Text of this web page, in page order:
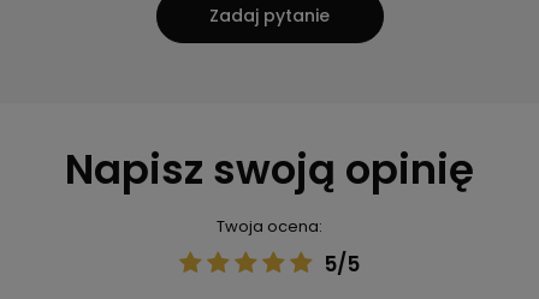
Zadaj pytanie
Napisz swoją opinię
Twoja ocena:
5/5